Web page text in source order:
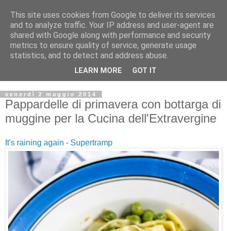
venerdì 2 maggio 2014
Pappardelle di primavera con bottarga di
muggine per la Cucina dell'Extravergine
It's raining again - Supertramp
This site uses cookies from Google to deliver its services
and to analyze traffic. Your IP address and user-agent are
shared with Google along with performance and security
metrics to ensure quality of service, generate usage
statistics, and to detect and address abuse.
LEARN MORE GOT IT